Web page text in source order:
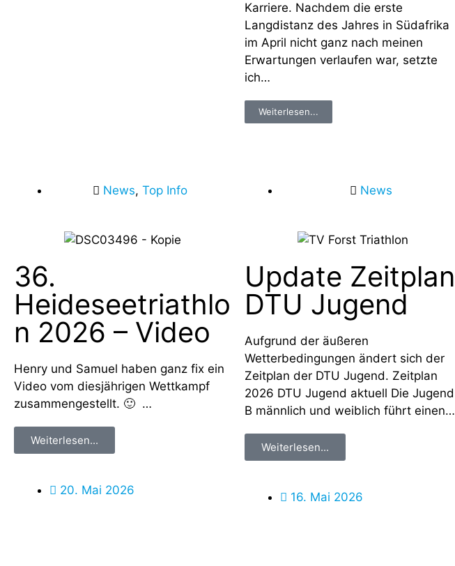
Karriere. Nachdem die erste
Langdistanz des Jahres in Südafrika
im April nicht ganz nach meinen
Erwartungen verlaufen war, setzte
ich…
Weiterlesen...
News, Top Info
36.
Heideseetriathlo
n 2026 – Video
Henry und Samuel haben ganz fix ein
Video vom diesjährigen Wettkampf
zusammengestellt. 🙂 …
Weiterlesen...
20. Mai 2026
News
Update Zeitplan
DTU Jugend
Aufgrund der äußeren
Wetterbedingungen ändert sich der
Zeitplan der DTU Jugend. Zeitplan
2026 DTU Jugend aktuell Die Jugend
B männlich und weiblich führt einen…
Weiterlesen...
16. Mai 2026